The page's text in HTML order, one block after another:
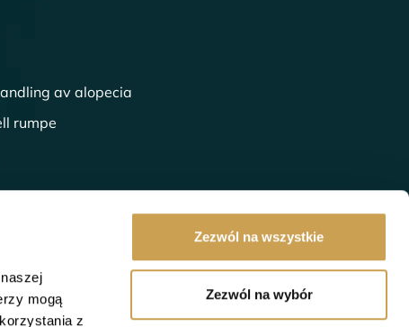
mogą
z
Zezwól na wszystkie
Zezwól na wybór
av alopecia
rumpe